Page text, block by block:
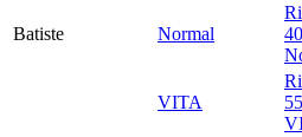
Batiste Normal
VITA